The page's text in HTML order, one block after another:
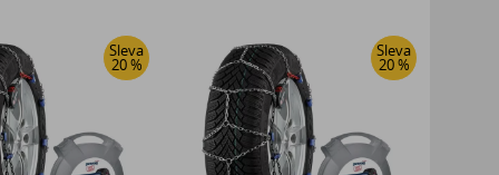
Sleva
20 %
Sleva
20 %